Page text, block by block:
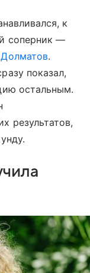
к
соперник —
.
показал,
остальным.
результатов,